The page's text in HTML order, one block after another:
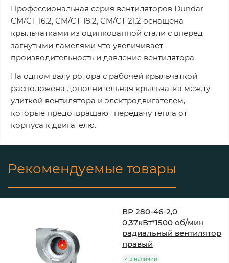
Профессиональная серия вентиляторов Dundar
CM/CT 16.2, CM/CT 18.2, CM/CT 21.2 оснащена
крыльчатками из оцинкованной стали с вперед
загнутыми ламелями что увеличивает
производительность и давление вентилятора.
На одном валу ротора с рабочей крыльчаткой
расположена дополнительная крыльчатка между
улиткой вентилятора и электродвигателем,
которые предотвращают передачу тепла от
корпуса к двигателю.
Рекомендуемые товары
ВР 280-46-2,0
0,37кВт*1500 об/мин
радиальный вентилятор
правый
в наличии